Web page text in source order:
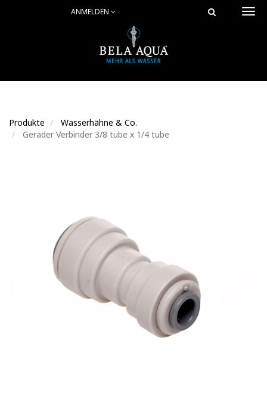
ANMELDEN
Produkte
Wasserhähne & Co.
Gerader Verbinder 3/8 tube x 1/4 tube